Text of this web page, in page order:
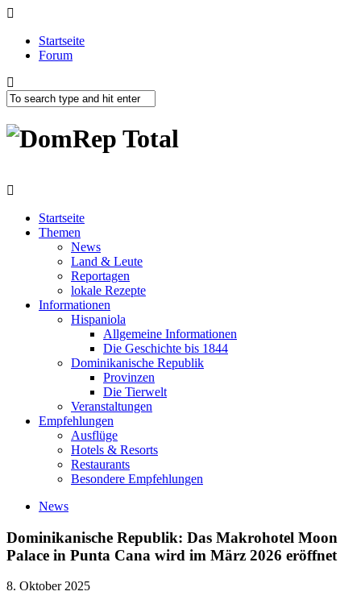
Startseite
Forum
Startseite
Themen
News
Land & Leute
Reportagen
lokale Rezepte
Informationen
Hispaniola
Allgemeine Informationen
Die Geschichte bis 1844
Dominikanische Republik
Provinzen
Die Tierwelt
Veranstaltungen
Empfehlungen
Ausflüge
Hotels & Resorts
Restaurants
Besondere Empfehlungen
News
Dominikanische Republik: Das Makrohotel Moon
Palace in Punta Cana wird im März 2026 eröffnet
8. Oktober 2025